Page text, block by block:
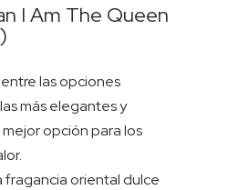
I Am The Queen
las opciones
más elegantes y
opción para los
fragancia oriental dulce